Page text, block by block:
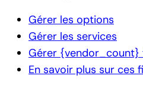
Gérer les options
Gérer les services
Gérer {vendor_count}
En savoir plus sur ces